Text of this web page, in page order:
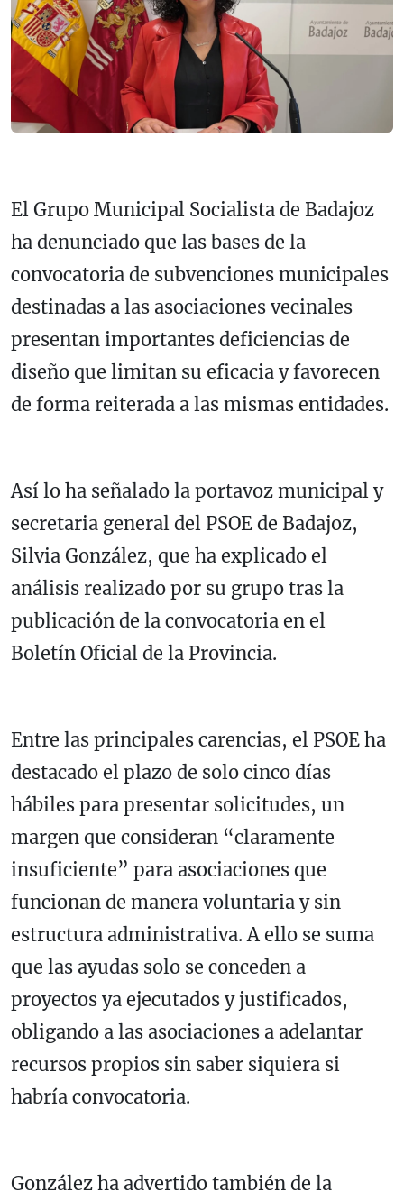
El Grupo Municipal Socialista de Badajoz
ha denunciado que las bases de la
convocatoria de subvenciones municipales
destinadas a las asociaciones vecinales
presentan importantes deficiencias de
diseño que limitan su eficacia y favorecen
de forma reiterada a las mismas entidades.
Así lo ha señalado la portavoz municipal y
secretaria general del PSOE de Badajoz,
Silvia González, que ha explicado el
análisis realizado por su grupo tras la
publicación de la convocatoria en el
Boletín Oficial de la Provincia.
Entre las principales carencias, el PSOE ha
destacado el plazo de solo cinco días
hábiles para presentar solicitudes, un
margen que consideran “claramente
insuficiente” para asociaciones que
funcionan de manera voluntaria y sin
estructura administrativa. A ello se suma
que las ayudas solo se conceden a
proyectos ya ejecutados y justificados,
obligando a las asociaciones a adelantar
recursos propios sin saber siquiera si
habría convocatoria.
González ha advertido también de la